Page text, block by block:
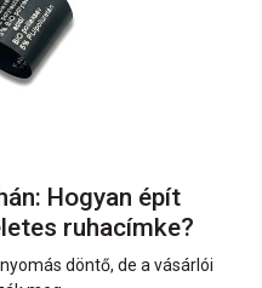
Hogyan épít
ruhacímke?
döntő, de a vásárlói